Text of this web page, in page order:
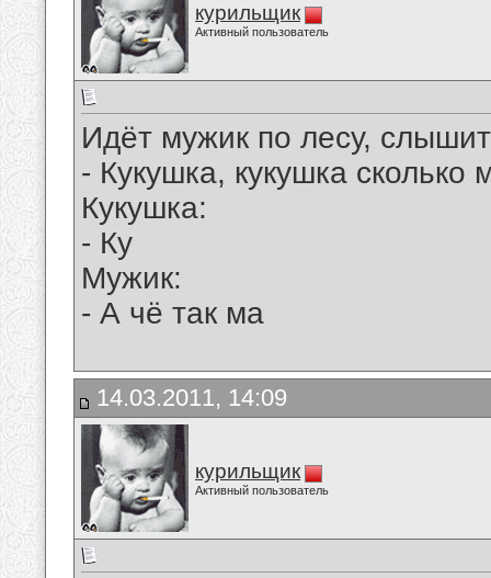
курильщик
Активный пользователь
Идёт мужик по лесу, слышит
- Кукушка, кукушка сколько
Кукушка:
- Ку
Мужик:
- А чё так ма
14.03.2011, 14:09
курильщик
Активный пользователь